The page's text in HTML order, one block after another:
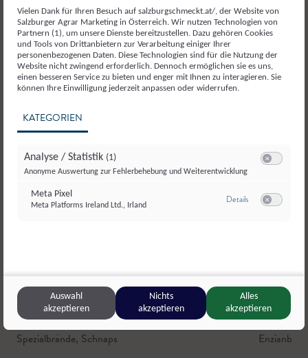
Kernbauer & Kernei’s Mostheuriger,Anthering
Spezialbrände, Schnaps
Vielen Dank für Ihren Besuch auf salzburgschmeckt.at/, der Website von
Salzburger Agrar Marketing in Österreich. Wir nutzen Technologien von
Partnern (1), um unsere Dienste bereitzustellen. Dazu gehören Cookies
und Tools von Drittanbietern zur Verarbeitung einiger Ihrer
personenbezogenen Daten. Diese Technologien sind für die Nutzung der
Website nicht zwingend erforderlich. Dennoch ermöglichen sie es uns,
einen besseren Service zu bieten und enger mit Ihnen zu interagieren. Sie
können Ihre Einwilligung jederzeit anpassen oder widerrufen.
KATEGORIEN
Analyse / Statistik (1)
Anonyme Auswertung zur Fehlerbehebung und Weiterentwicklung
Meta Pixel
Meta Platforms Ireland Ltd., Irland
Detailszu Meta Pixel
Auswahl
akzeptieren
Nichts
akzeptieren
Alles
akzeptieren